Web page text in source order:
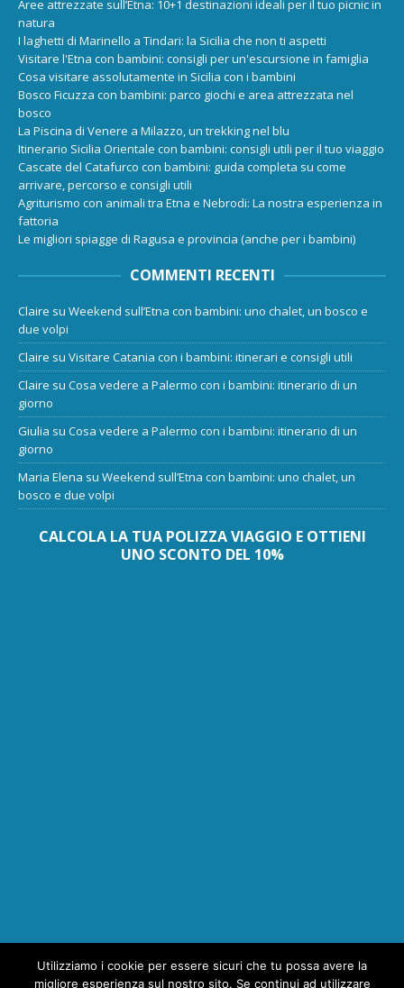
Aree attrezzate sull’Etna: 10+1 destinazioni ideali per il tuo picnic in
natura
I laghetti di Marinello a Tindari: la Sicilia che non ti aspetti
Visitare l'Etna con bambini: consigli per un'escursione in famiglia
Cosa visitare assolutamente in Sicilia con i bambini
Bosco Ficuzza con bambini: parco giochi e area attrezzata nel
bosco
La Piscina di Venere a Milazzo, un trekking nel blu
Itinerario Sicilia Orientale con bambini: consigli utili per il tuo viaggio
Cascate del Catafurco con bambini: guida completa su come
arrivare, percorso e consigli utili
Agriturismo con animali tra Etna e Nebrodi: La nostra esperienza in
fattoria
Le migliori spiagge di Ragusa e provincia (anche per i bambini)
COMMENTI RECENTI
Claire su Weekend sull’Etna con bambini: uno chalet, un bosco e
due volpi
Claire su Visitare Catania con i bambini: itinerari e consigli utili
Claire su Cosa vedere a Palermo con i bambini: itinerario di un
giorno
Giulia su Cosa vedere a Palermo con i bambini: itinerario di un
giorno
Maria Elena su Weekend sull’Etna con bambini: uno chalet, un
bosco e due volpi
CALCOLA LA TUA POLIZZA VIAGGIO E OTTIENI
UNO SCONTO DEL 10%
Utilizziamo i cookie per essere sicuri che tu possa avere la
migliore esperienza sul nostro sito. Se continui ad utilizzare